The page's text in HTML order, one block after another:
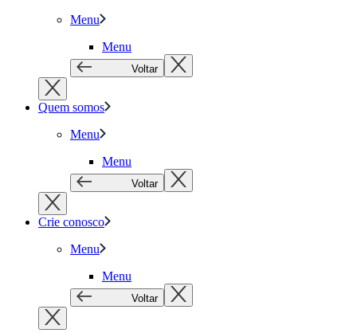
Menu
Menu
Voltar
Quem somos
Menu
Menu
Voltar
Crie conosco
Menu
Menu
Voltar